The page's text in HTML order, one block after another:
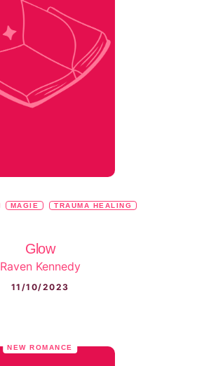
MAGIE TRAUMA HEALING
Glow
Raven Kennedy
11/10/2023
NEW ROMANCE